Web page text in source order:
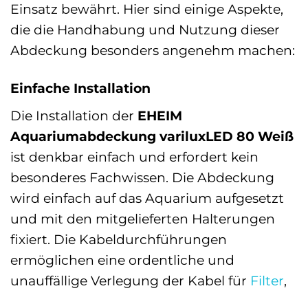
Einsatz bewährt. Hier sind einige Aspekte,
die die Handhabung und Nutzung dieser
Abdeckung besonders angenehm machen:
Einfache Installation
Die Installation der EHEIM
Aquariumabdeckung variluxLED 80 Weiß
ist denkbar einfach und erfordert kein
besonderes Fachwissen. Die Abdeckung
wird einfach auf das Aquarium aufgesetzt
und mit den mitgelieferten Halterungen
fixiert. Die Kabeldurchführungen
ermöglichen eine ordentliche und
unauffällige Verlegung der Kabel für Filter,